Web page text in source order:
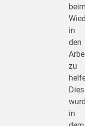
in
den
zu
Dies
in